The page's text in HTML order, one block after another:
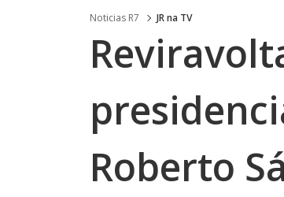
Noticias R7 JR na TV
Roberto